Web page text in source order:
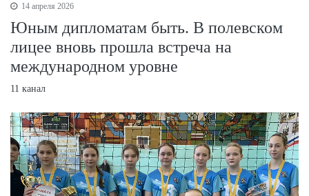
14 апреля 2026
Юным дипломатам быть. В полевском
лицее вновь прошла встреча на
международном уровне
11 канал